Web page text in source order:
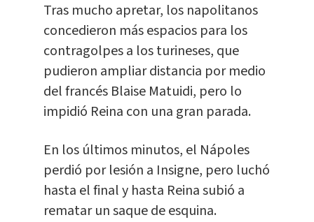
Tras mucho apretar, los napolitanos
concedieron más espacios para los
contragolpes a los turineses, que
pudieron ampliar distancia por medio
del francés Blaise Matuidi, pero lo
impidió Reina con una gran parada.
En los últimos minutos, el Nápoles
perdió por lesión a Insigne, pero luchó
hasta el final y hasta Reina subió a
rematar un saque de esquina.